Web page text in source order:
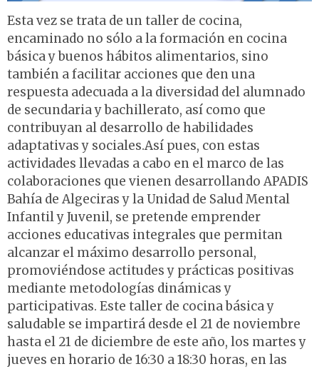
Esta vez se trata de un taller de cocina,
encaminado no sólo a la formación en cocina
básica y buenos hábitos alimentarios, sino
también a facilitar acciones que den una
respuesta adecuada a la diversidad del alumnado
de secundaria y bachillerato, así como que
contribuyan al desarrollo de habilidades
adaptativas y sociales.Así pues, con estas
actividades llevadas a cabo en el marco de las
colaboraciones que vienen desarrollando APADIS
Bahía de Algeciras y la Unidad de Salud Mental
Infantil y Juvenil, se pretende emprender
acciones educativas integrales que permitan
alcanzar el máximo desarrollo personal,
promoviéndose actitudes y prácticas positivas
mediante metodologías dinámicas y
participativas. Este taller de cocina básica y
saludable se impartirá desde el 21 de noviembre
hasta el 21 de diciembre de este año, los martes y
jueves en horario de 16:30 a 18:30 horas, en las